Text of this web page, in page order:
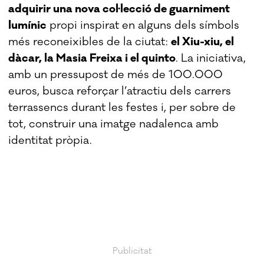
adquirir una nova col·lecció de guarniment
lumínic propi inspirat en alguns dels símbols
més reconeixibles de la ciutat:el Xiu-xiu, el
dàcar, la Masia Freixa i el quinto. La iniciativa,
amb un pressupost de més de 100.000
euros, busca reforçar l’atractiu dels carrers
terrassencs durant les festes i, per sobre de
tot, construir una imatge nadalenca amb
identitat pròpia.